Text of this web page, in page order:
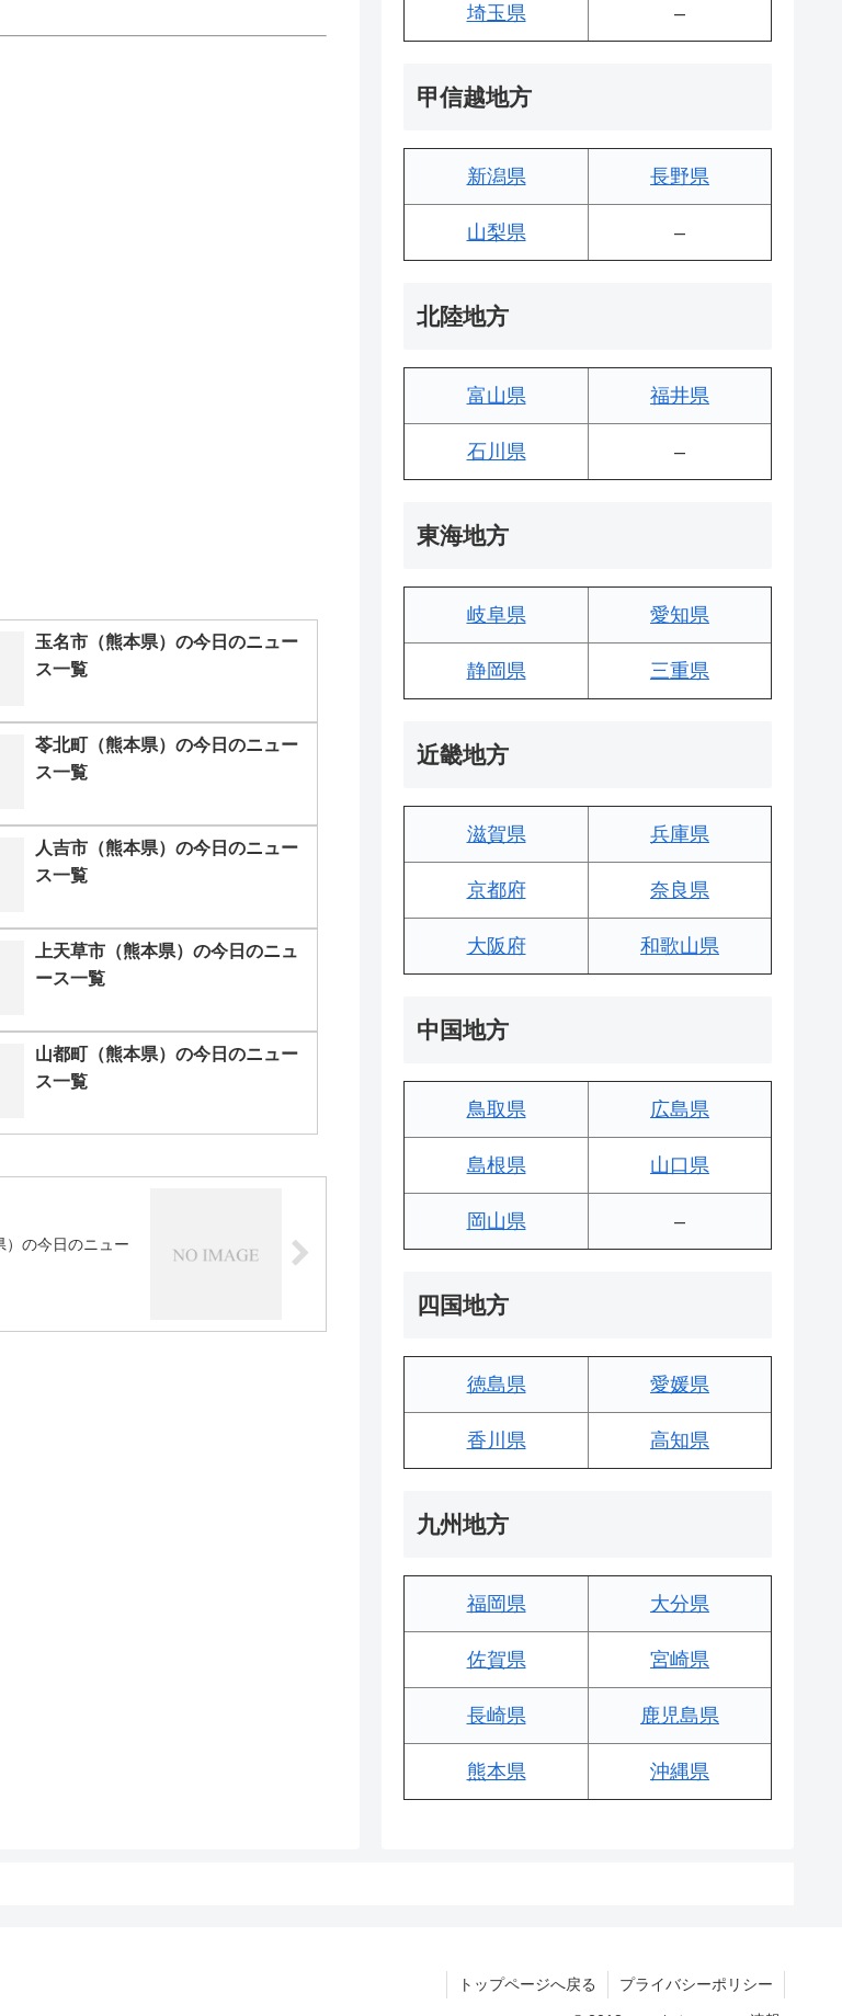
玉名市（熊本県）の今日のニュー
ス一覧
苓北町（熊本県）の今日のニュー
ス一覧
人吉市（熊本県）の今日のニュー
ス一覧
上天草市（熊本県）の今日のニュ
ース一覧
山都町（熊本県）の今日のニュー
ス一覧
）の今日のニュー
埼玉県 –
甲信越地方
新潟県 長野県
山梨県 –
北陸地方
富山県 福井県
石川県 –
東海地方
岐阜県 愛知県
静岡県 三重県
近畿地方
滋賀県 兵庫県
京都府 奈良県
大阪府 和歌山県
中国地方
鳥取県 広島県
島根県 山口県
岡山県 –
四国地方
徳島県 愛媛県
香川県 高知県
九州地方
福岡県 大分県
佐賀県 宮崎県
長崎県 鹿児島県
熊本県 沖縄県
トップページへ戻る プライバシーポリシー